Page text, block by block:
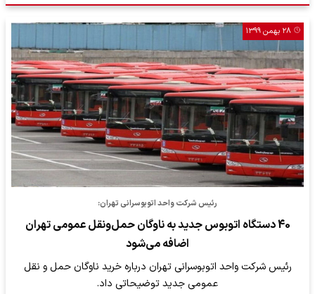
۲۸ بهمن ۱۳۹۹
رئیس شرکت واحد اتوبوسرانی تهران:
40 دستگاه اتوبوس جدید به ناوگان حمل‌و‌نقل عمومی تهران
اضافه می‌شود
رئیس شرکت واحد اتوبوسرانی تهران درباره خرید ناوگان حمل و نقل
عمومی جدید توضیحاتی داد.